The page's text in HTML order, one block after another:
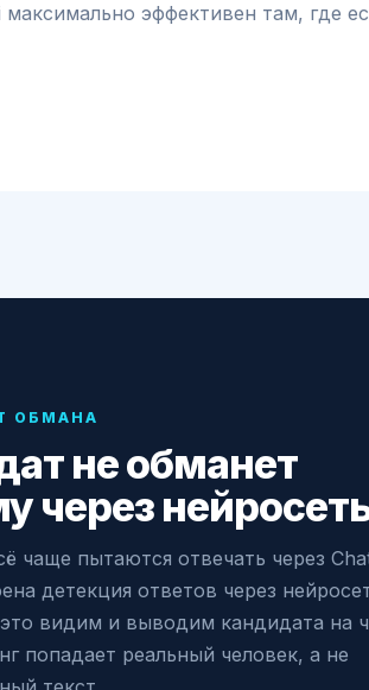
эффективен там, где
ОБМАНА
не обманет
через
чаще пытаются отвечать через
детекция ответов через
видим и выводим кандидата на
попадает реальный человек, а не